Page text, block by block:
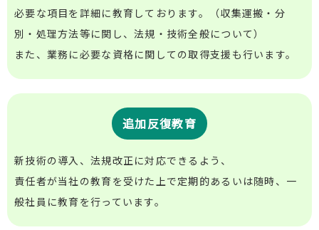
必要な項目を詳細に教育しております。（収集運搬・分
別・処理方法等に関し、法規・技術全般について）
また、業務に必要な資格に関しての取得支援も行います。
追加反復教育
新技術の導入、法規改正に対応できるよう、
責任者が当社の教育を受けた上で定期的あるいは随時、一
般社員に教育を行っています。